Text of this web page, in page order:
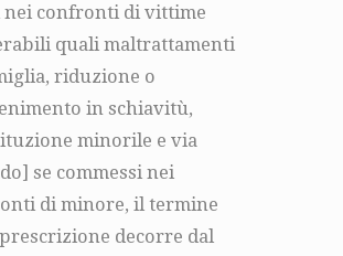
nei confronti di vittime
quali maltrattamenti
riduzione o
in schiavitù,
minorile e via
se commessi nei
di minore, il termine
decorre dal